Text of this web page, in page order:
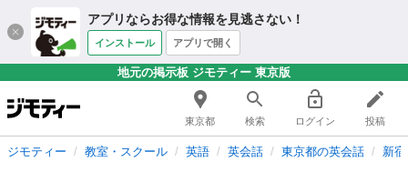
アプリならお得な情報を見逃さない！
インストール アプリで開く
地元の掲示板 ジモティー 東京版
東京都 検索 ログイン 投稿
ジモティー 教室・スクール 英語 英会話 東京都の英会話 新